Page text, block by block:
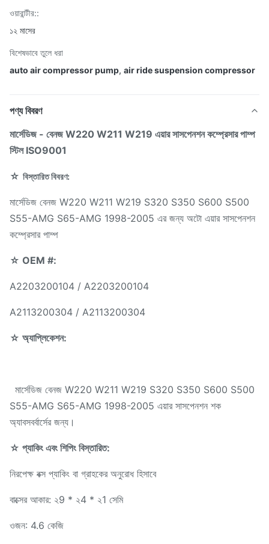
ওয়ারান্টীর::
১২ মাসের
বিশেষভাবে তুলে ধরা
auto air compressor pump, air ride suspension compressor
পণ্য বিবরণ
মার্সেডিজ - বেনজ W220 W211 W219 এয়ার সাসপেনশন কম্প্রেসার পাম্প
স্টিল ISO9001
☆ বিস্তারিত বিবরণ:
মার্সেডিজ বেনজ W220 W211 W219 S320 S350 S600 S500
S55-AMG S65-AMG 1998-2005 এর জন্য অটো এয়ার সাসপেনশন
কম্প্রেসার পাম্প
☆ OEM #:
A2203200104 / A2203200104
A2113200304 / A2113200304
☆ অ্যাপ্লিকেশন:
মার্সেডিজ বেনজ W220 W211 W219 S320 S350 S600 S500
S55-AMG S65-AMG 1998-2005 এয়ার সাসপেনশন শক
অ্যাবসবর্বার্সের জন্য।
☆ প্যাকিং এবং শিপিং বিস্তারিত:
নিরপেক্ষ বক্স প্যাকিং বা গ্রাহকের অনুরোধ হিসাবে
বাক্সের আকার: ২9 * ২4 * ২1 সেমি
ওজন: 4.6 কেজি